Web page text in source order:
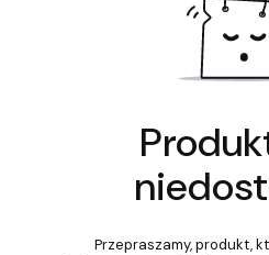
Przepraszamy, produkt,